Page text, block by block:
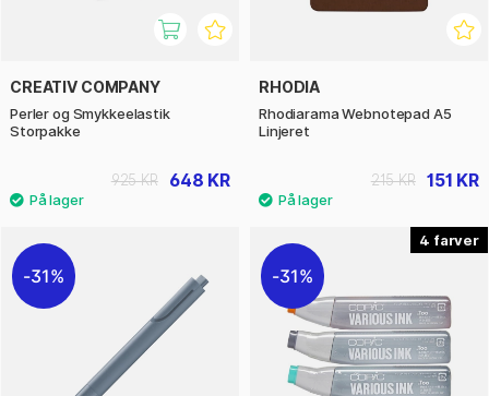
CREATIV COMPANY
Perler og Smykkeelastik
Storpakke
648 KR
925 KR
RHODIA
Rhodiarama Webnotepad A5
Linjeret
151 KR
215 KR
31%
4
31%